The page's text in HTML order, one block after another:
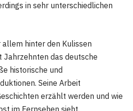
in sehr unterschiedlichen
allem hinter den Kulissen
Jahrzehnten das deutsche
historische und
Seine Arbeit
erzählt werden und wie
im Fernsehen sieht.